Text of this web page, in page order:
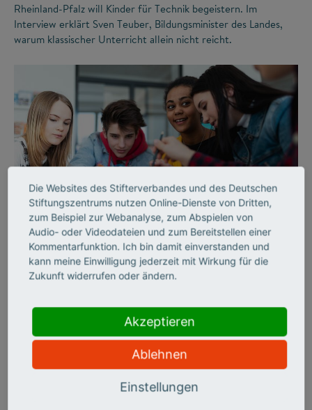
Rheinland-Pfalz will Kinder für Technik begeistern. Im
Interview erklärt Sven Teuber, Bildungsminister des Landes,
warum klassischer Unterricht allein nicht reicht.
ZUKUNFTSMISSION BILDUNG
AUSSERSCHULISCHES LERNEN
„Wir schaffen echte
Erfahrungsräume“
Die Wissensfabrik begeistert junge Menschen für MINT. Als
Erfahrungsschatz. Markus Riefling, Leiter Bildung, erklärt im
Die Websites des Stifterverbandes und des Deutschen
Stiftungszentrums nutzen Online-Dienste von Dritten,
zum Beispiel zur Webanalyse, zum Abspielen von
Audio- oder Videodateien und zum Bereitstellen einer
Kommentarfunktion. Ich bin damit einverstanden und
kann meine Einwilligung jederzeit mit Wirkung für die
Zukunft widerrufen oder ändern.
Akzeptieren
Ablehnen
Einstellungen